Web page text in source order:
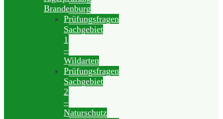
Brandenburg
Prüfungsfragen
Sachgebiet
1
–
Wildarten
Prüfungsfragen
Sachgebiet
2
–
Naturschutz